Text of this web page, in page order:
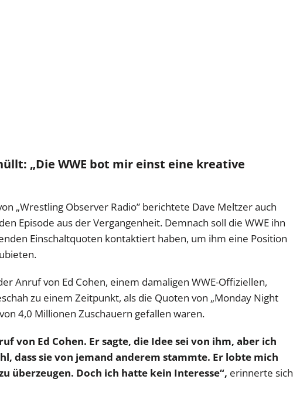
„Die WWE bot mir einst eine kreative
„Wrestling Observer Radio” berichtete Dave Meltzer auch
Episode aus der Vergangenheit. Demnach soll die WWE ihn
Einschaltquoten kontaktiert haben, um ihm eine Position
Anruf von Ed Cohen, einem damaligen WWE-Offiziellen,
zu einem Zeitpunkt, als die Quoten von „Monday Night
4,0 Millionen Zuschauern gefallen waren.
von Ed Cohen. Er sagte, die Idee sei von ihm, aber ich
dass sie von jemand anderem stammte. Er lobte mich
überzeugen. Doch ich hatte kein Interesse“, erinnerte sich